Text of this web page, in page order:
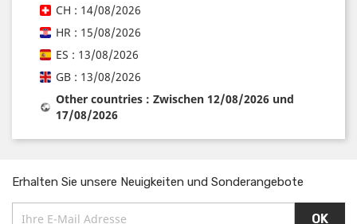
CH : 14/08/2026
HR : 15/08/2026
ES : 13/08/2026
GB : 13/08/2026
Other countries : Zwischen 12/08/2026 und
17/08/2026
Erhalten Sie unsere Neuigkeiten und Sonderangebote